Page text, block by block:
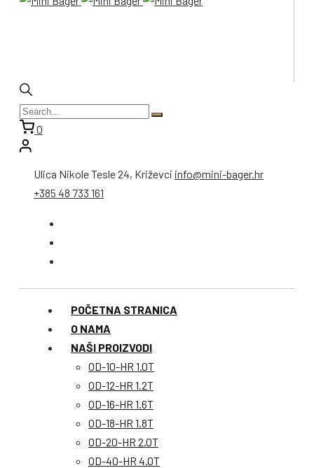
0
Ulica Nikole Tesle 24, Križevci info@mini-bager.hr
+385 48 733 161
POČETNA STRANICA
O NAMA
NAŠI PROIZVODI
OD-10-HR 1.0T
OD-12-HR 1.2T
OD-16-HR 1.6T
OD-18-HR 1.8T
OD-20-HR 2.0T
OD-40-HR 4.0T